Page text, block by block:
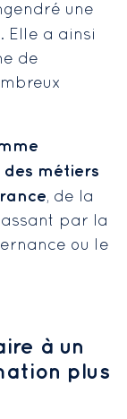
une
. Elle a ainsi
de
métiers
, de la
par la
ou le
à un
plus